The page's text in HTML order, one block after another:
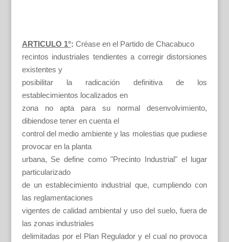
ARTICULO 1°: Créase en el Partido de Chacabuco
recintos industriales tendientes a corregir distorsiones
existentes y
posibilitar la radicación definitiva de los
establecimientos localizados en
zona no apta para su normal desenvolvimiento,
dibiendose tener en cuenta el
control del medio ambiente y las molestias que pudiese
provocar en la planta
urbana, Se define como "Precinto Industrial" el lugar
particularizado
de un establecimiento industrial que, cumpliendo con
las reglamentaciones
vigentes de calidad ambiental y uso del suelo, fuera de
las zonas industriales
delimitadas por el Plan Regulador y el cual no provoca